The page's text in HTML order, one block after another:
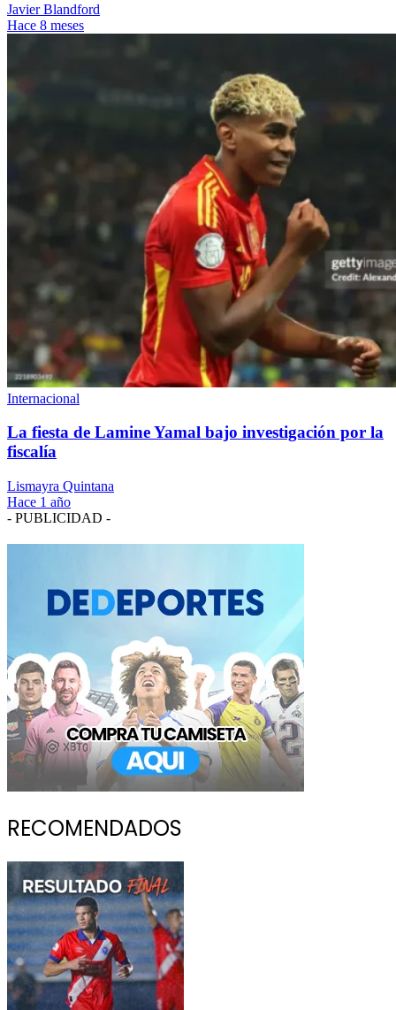
Javier Blandford
Hace 8 meses
Internacional
La fiesta de Lamine Yamal bajo investigación por la
fiscalía
Lismayra Quintana
Hace 1 año
- PUBLICIDAD -
RECOMENDADOS